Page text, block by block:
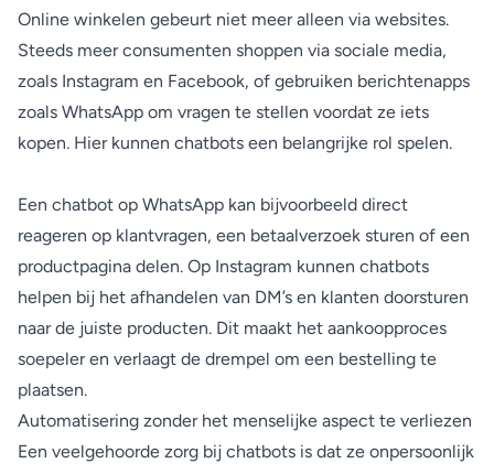
Online winkelen gebeurt niet meer alleen via websites.
Steeds meer consumenten shoppen via sociale media,
zoals Instagram en Facebook, of gebruiken berichtenapps
zoals WhatsApp om vragen te stellen voordat ze iets
kopen. Hier kunnen chatbots een belangrijke rol spelen.
Een chatbot op WhatsApp kan bijvoorbeeld direct
reageren op klantvragen, een betaalverzoek sturen of een
productpagina delen. Op Instagram kunnen chatbots
helpen bij het afhandelen van DM’s en klanten doorsturen
naar de juiste producten. Dit maakt het aankoopproces
soepeler en verlaagt de drempel om een bestelling te
plaatsen.
Automatisering zonder het menselijke aspect te verliezen
Een veelgehoorde zorg bij chatbots is dat ze onpersoonlijk